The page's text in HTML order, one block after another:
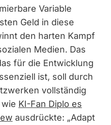
Variable
Geld in diese
den harten Kampf
Medien. Das
für die Entwicklung
ist, soll durch
vollständig
KI-Fan Diplo es
ausdrückte: „Adapt